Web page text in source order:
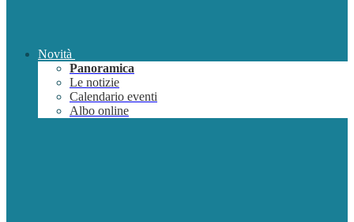
Novità
Panoramica
Le notizie
Calendario eventi
Albo online